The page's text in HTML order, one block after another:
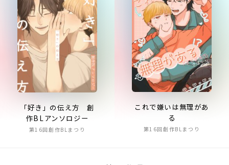
「好き」の伝え方 創
作BLアンソロジー
第16回創作BLまつり
これで嫌いは無理があ
る
第16回創作BLまつり